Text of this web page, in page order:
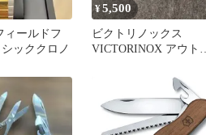
ィールドフ
ッククロノ
¥5,500
ビクトリノックス
VICTORINOX アウトラ